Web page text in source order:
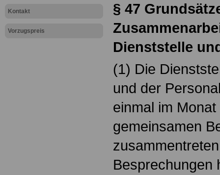
Kontakt
Vorzugspreis
§ 47
Dienststelle
(1) Die
und der
einmal im
gemeinsamen
Besprechungen